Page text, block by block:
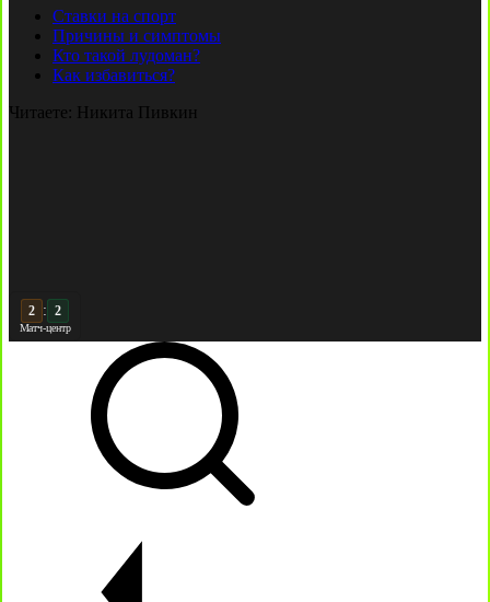
Ставки на спорт
Причины и симптомы
Кто такой лудоман?
Как избавиться?
Читаете: Никита Пивкин
3 : 2
Матч-центр